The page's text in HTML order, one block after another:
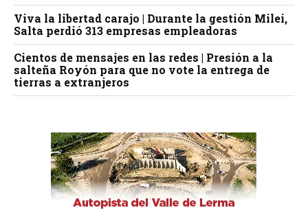
Viva la libertad carajo | Durante la gestión Milei,
Salta perdió 313 empresas empleadoras
Cientos de mensajes en las redes | Presión a la
salteña Royón para que no vote la entrega de
tierras a extranjeros